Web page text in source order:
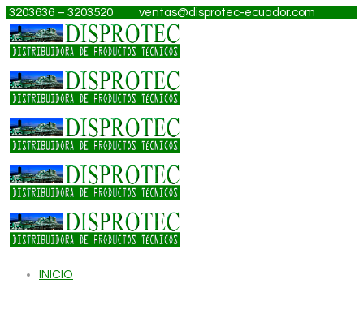
3203636 – 3203520 ventas@disprotec-ecuador.com
INICIO